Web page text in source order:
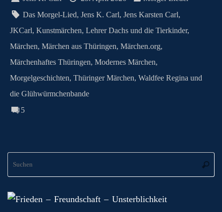
n
t
pp
er .c
o
m
G
Das Morgel-Lied,Jens K. Carl,Jens Karsten Carl,
JKCarl, Kunstmärchen, Lehrer Dachs und die Tierkinder,
Märchen, Märchen aus Thüringen, Märchen.org,
Märchenhaftes Thüringen, Modernes Märchen,
Morgelgeschichten, Thüringer Märchen, Waldfee Regina und
die Glühwürmchenbande
5